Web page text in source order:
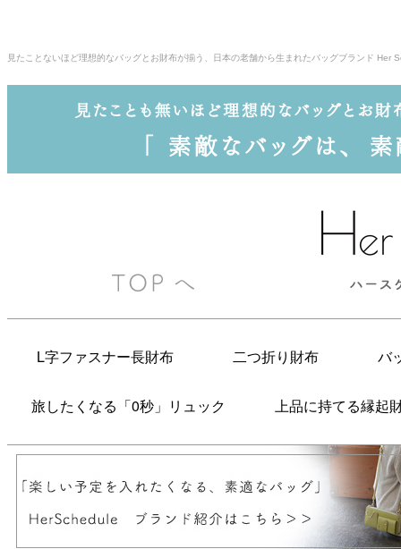
見たことないほど理想的なバッグとお財布が揃う、日本の老舗から生まれたバッグブランド Her
L字ファスナー長財布 二つ折り財布 バ
旅したくなる「0秒」リュック 上品に持てる縁起